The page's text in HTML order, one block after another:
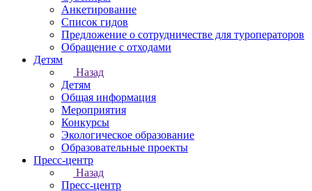
Анкетирование
Список гидов
Предложение о сотрудничестве для туроператоров
Обращение с отходами
Детям
Назад
Детям
Общая информация
Мероприятия
Конкурсы
Экологическое образование
Образовательные проекты
Пресс-центр
Назад
Пресс-центр